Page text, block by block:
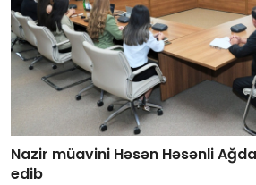
Nazir müavini Həsən Həsənli
edib